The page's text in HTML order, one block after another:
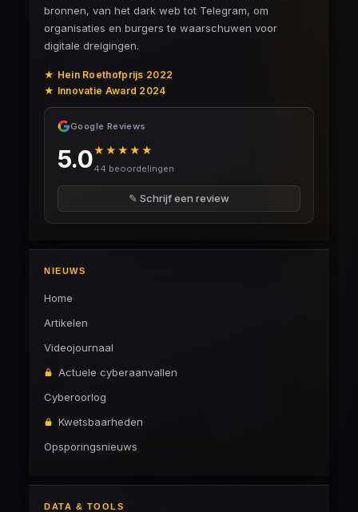
bronnen, van het dark web tot Telegram, om
organisaties en burgers te waarschuwen voor
digitale dreigingen.
★ Hein Roethofprijs 2022
★ Innovatie Award 2024
Google Reviews
5.0★★★★★
44 beoordelingen
✎ Schrijf een review
NIEUWS
Home
Artikelen
Videojournaal
Actuele cyberaanvallen
Cyberoorlog
Kwetsbaarheden
Opsporingsnieuws
DATA & TOOLS